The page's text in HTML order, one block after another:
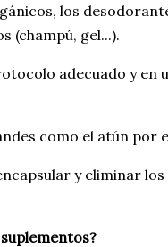
los
(champú, gel...).
adecuado y en
como el atún por
y eliminar